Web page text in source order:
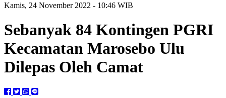
Kamis, 24 November 2022 - 10:46 WIB
Sebanyak 84 Kontingen PGRI
Kecamatan Marosebo Ulu
Dilepas Oleh Camat